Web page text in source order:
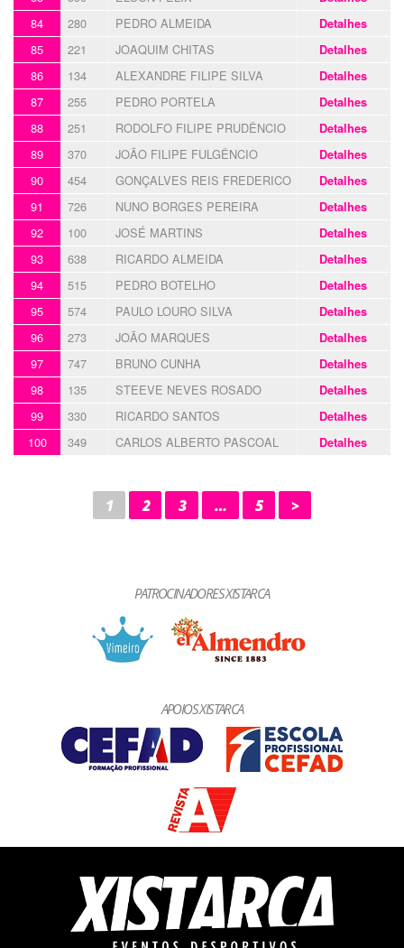
84 280 PEDRO ALMEIDA Detalhes
85 221 JOAQUIM CHITAS Detalhes
86 134 ALEXANDRE FILIPE SILVA Detalhes
87 255 PEDRO PORTELA Detalhes
88 251 RODOLFO FILIPE PRUDÊNCIO Detalhes
89 370 JOÃO FILIPE FULGÊNCIO Detalhes
90 454 GONÇALVES REIS FREDERICO Detalhes
91 726 NUNO BORGES PEREIRA Detalhes
92 100 JOSÉ MARTINS Detalhes
93 638 RICARDO ALMEIDA Detalhes
94 515 PEDRO BOTELHO Detalhes
95 574 PAULO LOURO SILVA Detalhes
96 273 JOÃO MARQUES Detalhes
97 747 BRUNO CUNHA Detalhes
98 135 STEEVE NEVES ROSADO Detalhes
99 330 RICARDO SANTOS Detalhes
100 349 CARLOS ALBERTO PASCOAL Detalhes
1 2 3 … 5 >
PATROCINADORES XISTARCA
APOIOS XISTARCA